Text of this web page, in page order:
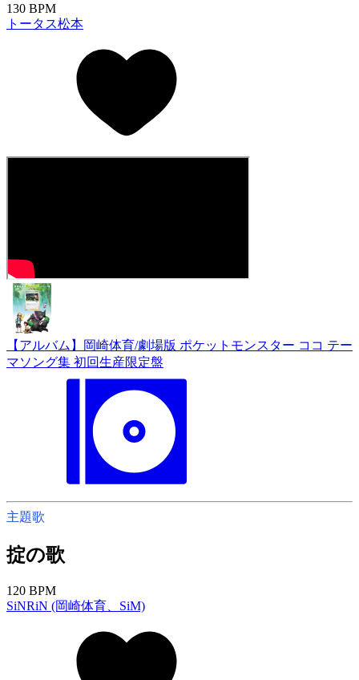
130 BPM
トータス松本
【アルバム】岡崎体育/劇場版 ポケットモンスター ココ テー
マソング集 初回生産限定盤
主題歌
掟の歌
120 BPM
SiNRiN (岡崎体育、SiM)